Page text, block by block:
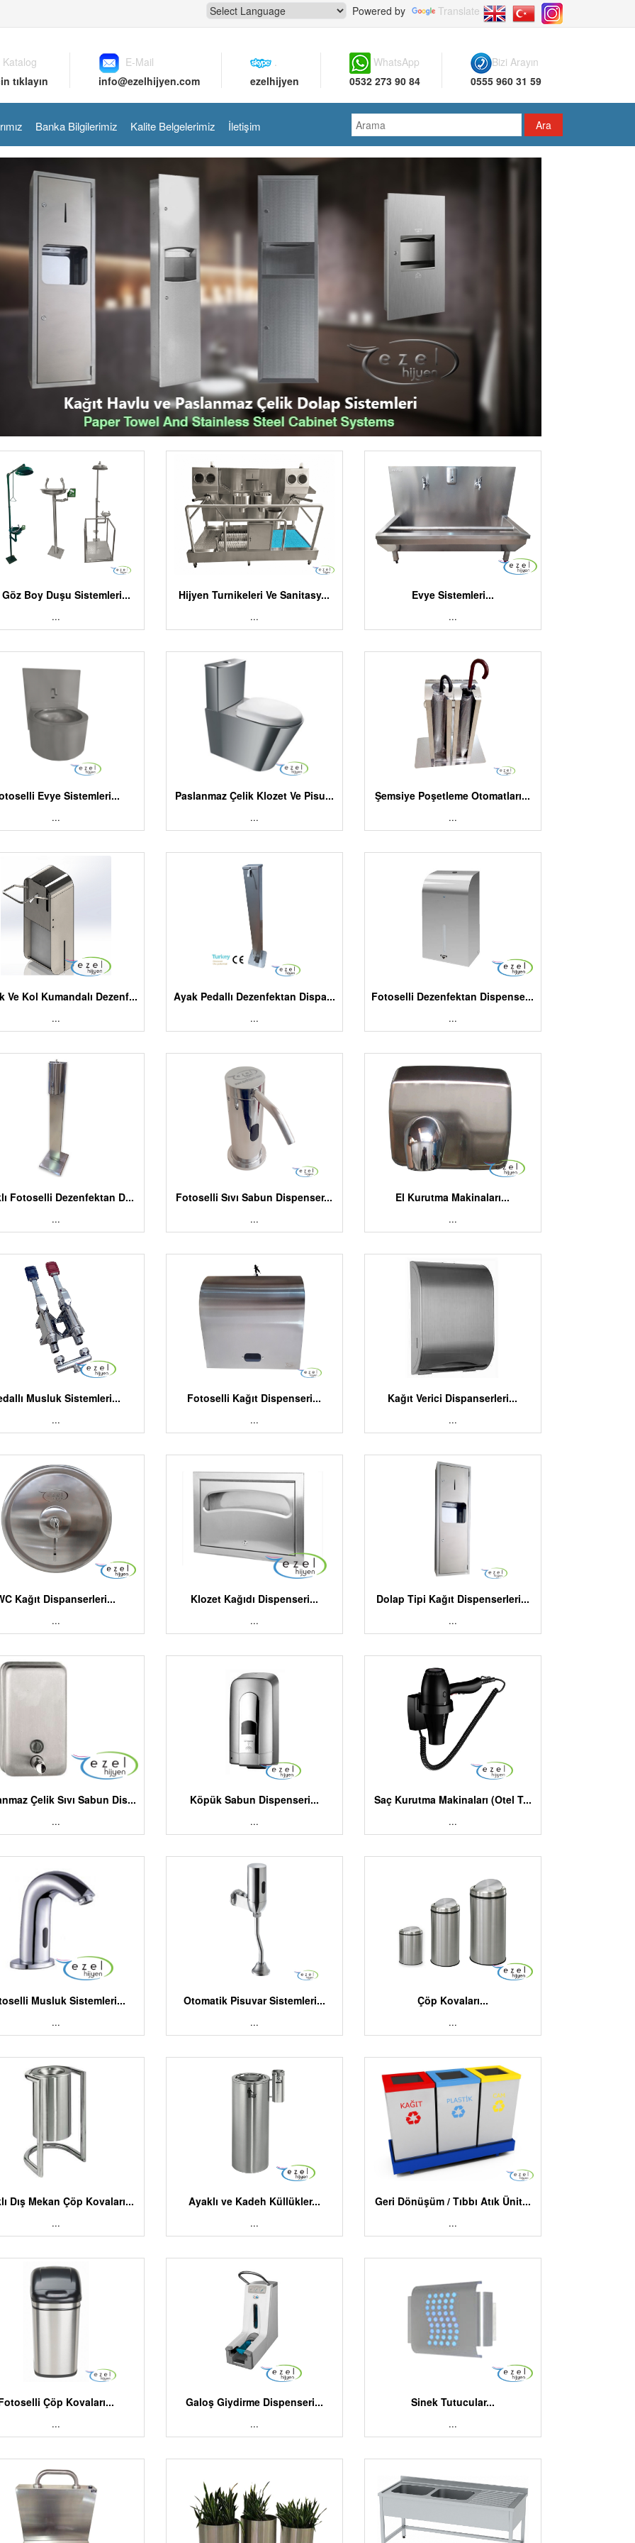
Powered by Translate
Bizi Arayın
0555 960 31 59
WhatsApp
0532 273 90 84
ezelhijyen
E-Mail
info@ezelhijyen.com
tıklayın
Banka Bilgilerimiz Kalite Belgelerimiz İletişim
Boy Duşu Sistemleri...
...
Hijyen Turnikeleri Ve Sanitasy...
...
Evye Sistemleri...
...
Evye Sistemleri...
...
Paslanmaz Çelik Klozet Ve Pisu...
...
Şemsiye Poşetleme Otomatları...
...
Ve Kol Kumandalı Dezenf...
...
Ayak Pedallı Dezenfektan Dispa...
...
Fotoselli Dezenfektan Dispense...
...
Fotoselli Dezenfektan D...
...
Fotoselli Sıvı Sabun Dispenser...
...
El Kurutma Makinaları...
...
Musluk Sistemleri...
...
Fotoselli Kağıt Dispenseri...
...
Kağıt Verici Dispanserleri...
...
Kağıt Dispanserleri...
...
Klozet Kağıdı Dispenseri...
...
Dolap Tipi Kağıt Dispenserleri...
...
Çelik Sıvı Sabun Dis...
...
Köpük Sabun Dispenseri...
...
Saç Kurutma Makinaları (Otel T...
...
Musluk Sistemleri...
...
Otomatik Pisuvar Sistemleri...
...
Çöp Kovaları...
...
Dış Mekan Çöp Kovaları...
...
Ayaklı ve Kadeh Küllükler...
...
Geri Dönüşüm / Tıbbı Atık Ünit...
...
Çöp Kovaları...
...
Galoş Giydirme Dispenseri...
...
Sinek Tutucular...
...